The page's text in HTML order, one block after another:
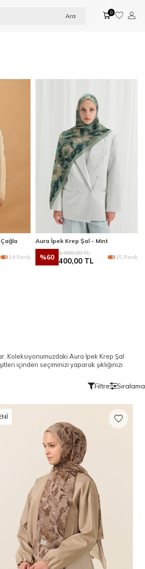
Ara 0
14 Renk
Aura İpek Krep Şal - Mint
%60
1.000,00TL
400,00 TL 15 Renk
Koleksiyonumuzdaki Aura İpek Krep Şal
içinden seçiminizi yaparak şıklığınızı
Filtre Sıralama